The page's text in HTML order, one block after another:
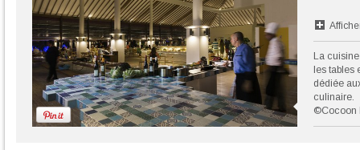
La
les tables
dédiée
culinaire.
©Cocoon